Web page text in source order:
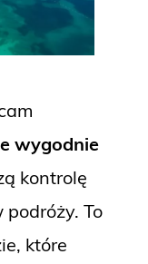
wygodnie
kontrolę
To
które